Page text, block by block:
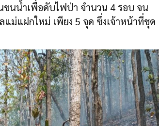
ขนน้ำเพื่อดับไฟป่า จำนวน 4 รอบ จน
ม่แฝกใหม่ เพียง 5 จุด ซึ่งเจ้าหน้าที่ชุด